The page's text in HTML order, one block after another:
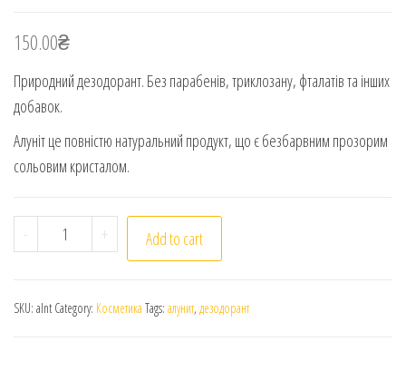
150.00₴
Природний дезодорант. Без парабенів, триклозану, фталатів та інших
добавок.
Алуніт це повністю натуральний продукт, що є безбарвним прозорим
сольовим кристалом.
- Алуніт шлифований дезодорант-кристал quantity
+ Add to cart
SKU: alnt Category: Косметика Tags: алунит, дезодорант